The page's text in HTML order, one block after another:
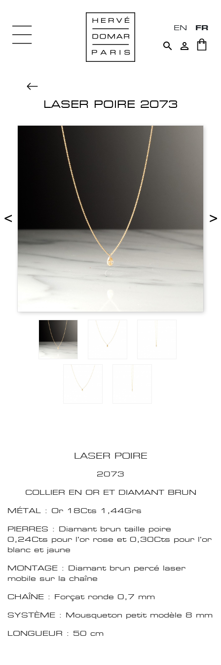
EN FR
 
LASER POIRE 2073
< >
LASER POIRE
2073
COLLIER EN OR ET DIAMANT BRUN
MÉTAL : Or 18Cts 1,44Grs
PIERRES : Diamant brun taille poire
0,24Cts pour l'or rose et 0,30Cts pour l'or
blanc et jaune
MONTAGE : Diamant brun percé laser
mobile sur la chaîne
CHAÎNE : Forçat ronde 0,7 mm
SYSTÈME : Mousqueton petit modèle 8 mm
LONGUEUR : 50 cm